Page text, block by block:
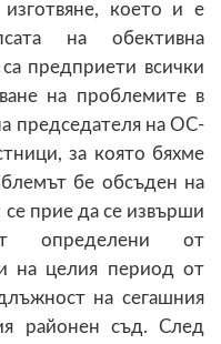
което и е
на обективна
предприети всички
на проблемите в
председателя на ОС-
за която бяхме
бе обсъден на
прие да се извърши
определени от
на целия период от
на сегашния
районен съд. След